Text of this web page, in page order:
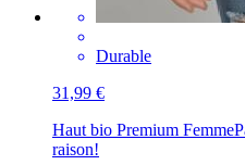
Durable
31,99 €
Haut bio Premium Femme
raison!